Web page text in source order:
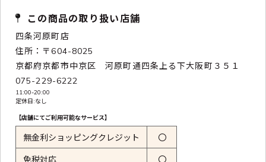
この商品の取り扱い店舗
四条河原町店
住所：〒604-8025
京都府京都市中京区 河原町通四条上る下大阪町３５１
075-229-6222
11:00-20:00
定休日:なし
【店舗にてご利用可能なサービス】
無金利ショッピングクレジット 〇
免税対応 〇